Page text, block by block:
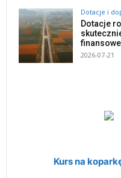
Dotacje i
Dotacje
finansowe
2026-07-21
Kurs na